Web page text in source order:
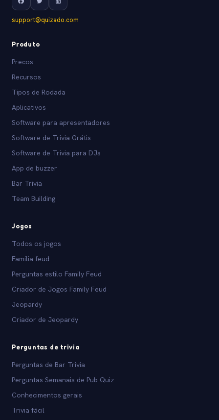
support@quizado.com
Produto
Precos
Recursos
Tipos de Rodada
Aplicativos
Software para apresentadores
Software de Trivia Grátis
Software de Trivia para DJs
App de buzzer
Bar Trivia
Team Building
Jogos
Todos os jogos
Família feud
Perguntas estilo Family Feud
Criador de Jogos Family Feud
Jeopardy
Criador de Jeopardy
Perguntas de trivia
Perguntas de Bar Trivia
Perguntas Semanais de Pub Quiz
Conhecimentos gerais
Trivia fácil